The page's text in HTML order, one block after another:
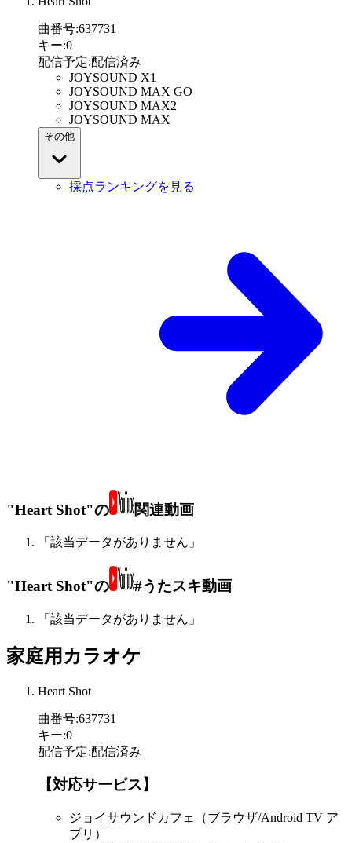
曲番号:637731
キー:0
配信予定:配信済み
JOYSOUND X1
JOYSOUND MAX GO
JOYSOUND MAX2
JOYSOUND MAX
その他
採点ランキングを見る
"Heart Shot"の 関連動画
「該当データがありません」
"Heart Shot"の #うたスキ動画
「該当データがありません」
家庭用カラオケ
Heart Shot
曲番号:637731
キー:0
配信予定:配信済み
【対応サービス】
ジョイサウンドカフェ（ブラウザ/Android TV ア
プリ）